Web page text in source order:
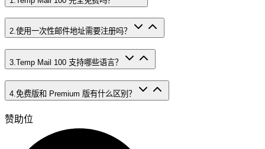
2.使用一次性邮件地址需要注册吗？
3 Temp Mail 100 支持哪些语言？
4 免费版和 Premium 版有什么区别？
赞助位